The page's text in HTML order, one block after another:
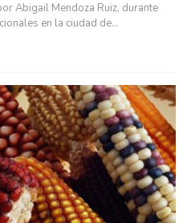
Abigail Mendoza Ruiz, durante
en la ciudad de...